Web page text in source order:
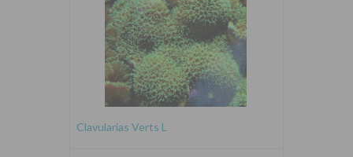
Clavularias Verts L